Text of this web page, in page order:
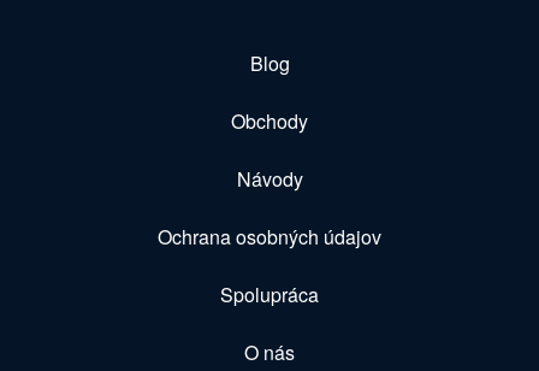
Blog
Obchody
Návody
Ochrana osobných údajov
Spolupráca
O nás